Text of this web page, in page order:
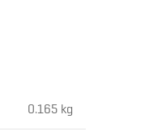
0.165 kg